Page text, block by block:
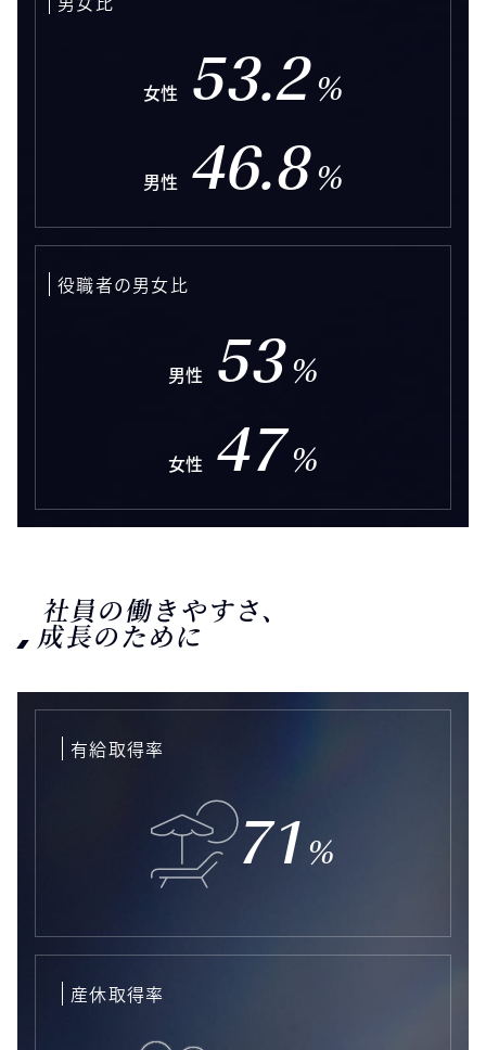
女性 53.2%
男性 46.8%
役職者の男女比
男性 53%
女性 47%
社員の働きやすさ、
成長のために
有給取得率
71 %
産休取得率